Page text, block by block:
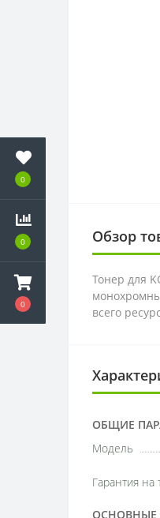
0
0
0
Обзор
Тонер для
всего
ОБЩИЕ
Модель
Гарантия на
ОСНОВНЫЕ